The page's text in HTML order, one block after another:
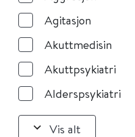
Agitasjon
Akuttmedisin
Akuttpsykiatri
Alderspsykiatri
Vis alt